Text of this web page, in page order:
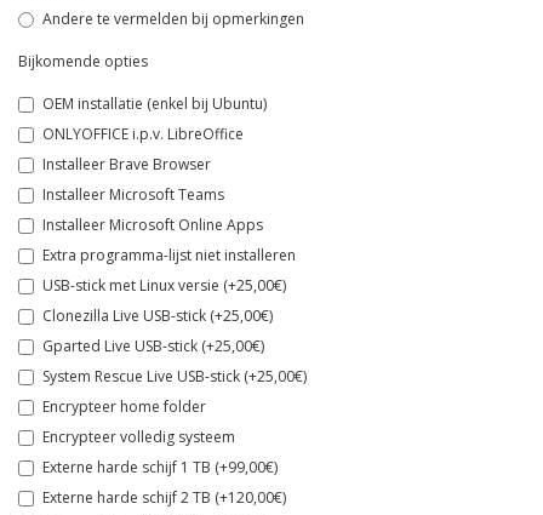
Andere te vermelden bij opmerkingen
Bijkomende opties
OEM installatie (enkel bij Ubuntu)
ONLYOFFICE i.p.v. LibreOffice
Installeer Brave Browser
Installeer Microsoft Teams
Installeer Microsoft Online Apps
Extra programma-lijst niet installeren
USB-stick met Linux versie (+25,00€)
Clonezilla Live USB-stick (+25,00€)
Gparted Live USB-stick (+25,00€)
System Rescue Live USB-stick (+25,00€)
Encrypteer home folder
Encrypteer volledig systeem
Externe harde schijf 1 TB (+99,00€)
Externe harde schijf 2 TB (+120,00€)